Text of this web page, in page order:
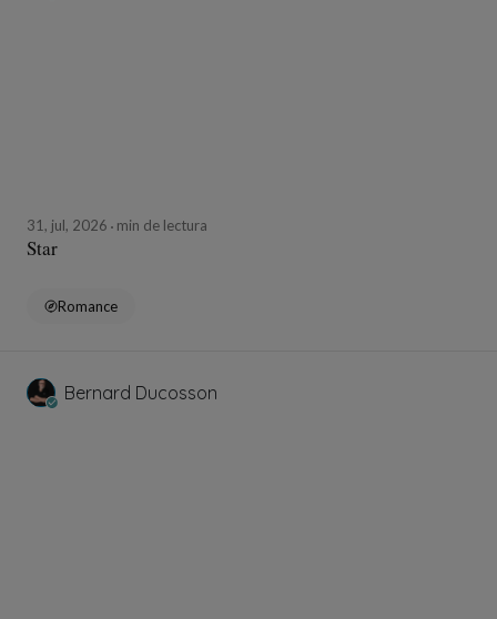
31, jul, 2026 min de lectura
Star
Romance
Bernard Ducosson